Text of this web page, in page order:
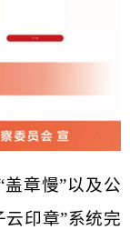
章慢”以及公
印章”系统完